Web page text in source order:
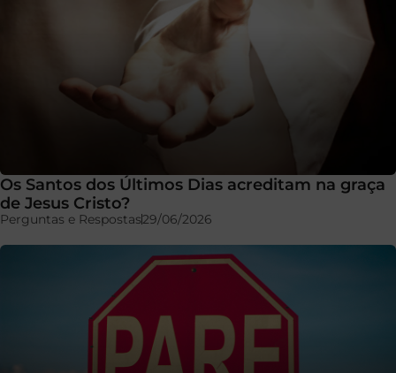
Os Santos dos Últimos Dias acreditam na graça
de Jesus Cristo?
Perguntas e Respostas29/06/2026